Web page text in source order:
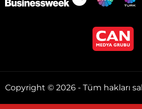
Copyright © 2026 - Tüm hakları